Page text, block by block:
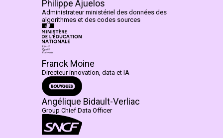
Philippe Ajuelos
Administrateur ministériel des données des
algorithmes et des codes sources
Franck Moine
Directeur innovation, data et IA
Angélique Bidault-Verliac
Group Chief Data Officer